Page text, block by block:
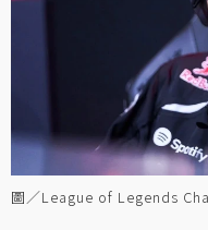
圖／League of Legends